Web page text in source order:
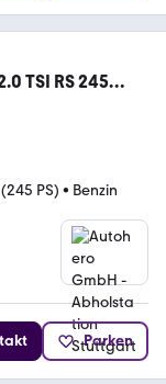
TSI RS 245
PS) • Benzin
Parken